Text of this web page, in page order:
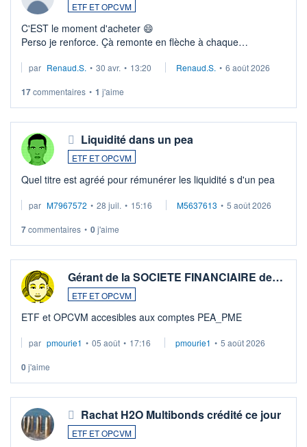
ETF ET OPCVM
C'EST le moment d'acheter 😄​
Perso je renforce. Çà remonte en flèche à chaque
Investissement long terme tip top pour sa retraite.
par Renaud.S. • 30 avr. • 13:20 Renaud.S. • 6 août 2026
17commentaires • 1 j'aime
Liquidité dans un pea
ETF ET OPCVM
Quel titre est agréé pour rémunérer les liquidité s d'un pea
par M7967572 • 28 juil. • 15:16 M5637613 • 5 août 2026
7commentaires • 0j'aime
Gérant de la SOCIETE FINANCIAIRE de…
ETF ET OPCVM
ETF et OPCVM accesibles aux comptes PEA_PME
par pmourie1 • 05 août • 17:16 pmourie1 • 5 août 2026
0j'aime
Rachat H2O Multibonds crédité ce jour
ETF ET OPCVM